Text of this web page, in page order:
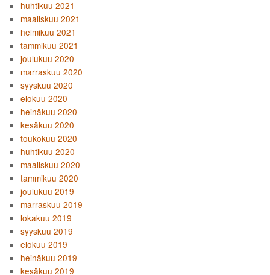
huhtikuu 2021
maaliskuu 2021
helmikuu 2021
tammikuu 2021
joulukuu 2020
marraskuu 2020
syyskuu 2020
elokuu 2020
heinäkuu 2020
kesäkuu 2020
toukokuu 2020
huhtikuu 2020
maaliskuu 2020
tammikuu 2020
joulukuu 2019
marraskuu 2019
lokakuu 2019
syyskuu 2019
elokuu 2019
heinäkuu 2019
kesäkuu 2019